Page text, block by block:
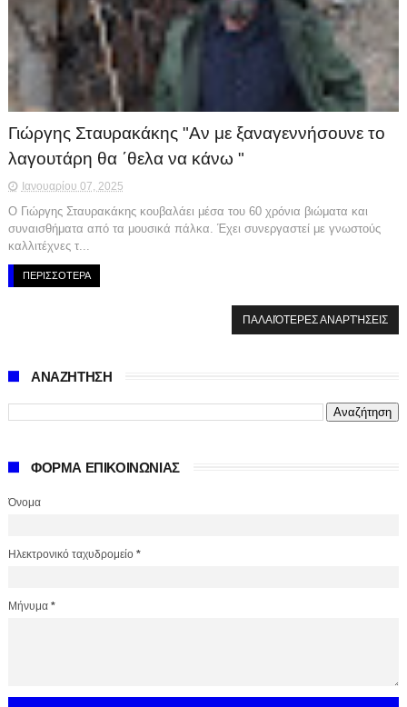
Γιώργης Σταυρακάκης "Αν με ξαναγεννήσουνε το
λαγουτάρη θα ΄θελα να κάνω "
Ιανουαρίου 07, 2025
Ο Γιώργης Σταυρακάκης κουβαλάει μέσα του 60 χρόνια βιώματα και
συναισθήματα από τα μουσικά πάλκα. Έχει συνεργαστεί με γνωστούς
καλλιτέχνες τ...
ΠΕΡΙΣΣΟΤΕΡΑ
ΠΑΛΑΙΌΤΕΡΕΣ ΑΝΑΡΤΉΣΕΙΣ
ΑΝΑΖΗΤΗΣΗ
ΦΟΡΜΑ ΕΠΙΚΟΙΝΩΝΙΑΣ
Όνομα
Ηλεκτρονικό ταχυδρομείο *
Μήνυμα *